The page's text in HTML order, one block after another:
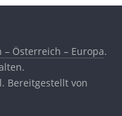
Österreich – Europa.
Bereitgestellt von